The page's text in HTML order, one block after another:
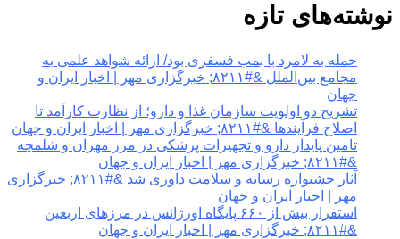
نوشته‌های تازه
حمله به لامرد با بمب فسفری بود/ ارائه شواهد علمی به
مجامع بین‌الملل &#۸۲۱۱; خبرگزاری مهر | اخبار ایران و
جهان
تشریح دو اولویت سازمان غذا و دارو؛ از نظارت کارآمد تا
اصلاح فرآیندها &#۸۲۱۱; خبرگزاری مهر | اخبار ایران و جهان
تامین پایدار دارو و تجهیزات پزشکی در مرز مهران و شلمچه
&#۸۲۱۱; خبرگزاری مهر | اخبار ایران و جهان
آثار جشنواره رسانه و سلامت داوری شد &#۸۲۱۱; خبرگزاری
مهر | اخبار ایران و جهان
استقرار بیش از ۶۶۰ پایگاه اورژانس در مرزهای اربعین
&#۸۲۱۱; خبرگزاری مهر | اخبار ایران و جهان